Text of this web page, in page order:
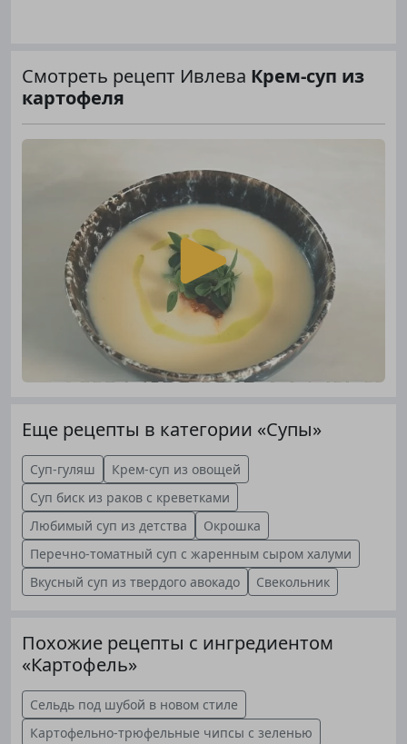
Смотреть рецепт Ивлева Крем-суп из
картофеля
Еще рецепты в категории «Супы»
Суп-гуляш
Крем-суп из овощей
Суп биск из раков с креветками
Любимый суп из детства
Окрошка
Перечно-томатный суп с жаренным сыром халуми
Вкусный суп из твердого авокадо
Свекольник
Похожие рецепты с ингредиентом
«Картофель»
Сельдь под шубой в новом стиле
Картофельно-трюфельные чипсы с зеленью